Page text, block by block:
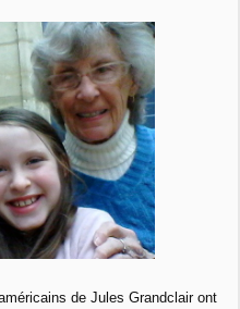
de Jules Grandclair ont